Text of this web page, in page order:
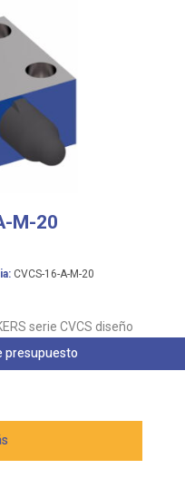
M-20
CVCS-16-A-M-20
serie CVCS diseño
presupuesto